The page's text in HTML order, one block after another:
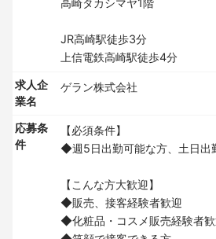
JR高崎駅徒歩3分
上信電鉄高崎駅徒歩4分
求人企
業名
ゲラン株式会社
応募条
件
【必須条件】
◆週5日出勤可能な方、土日出
【こんな方大歓迎】
◆販売、接客経験者歓迎
◆化粧品・コスメ販売経験者